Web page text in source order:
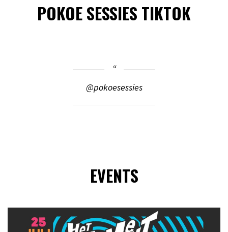
POKOE SESSIES TIKTOK
@pokoesessies
EVENTS